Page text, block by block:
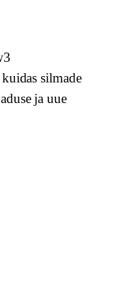
silmade
ja uue